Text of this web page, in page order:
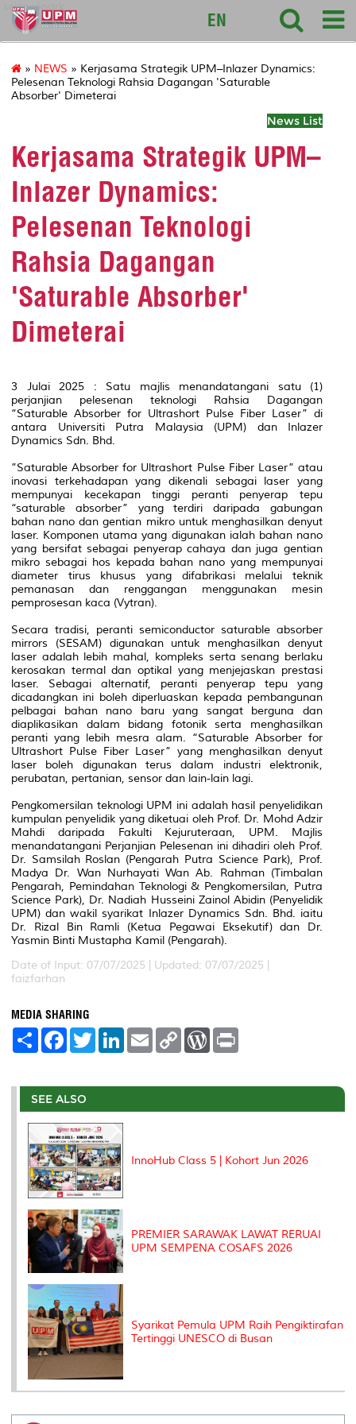
sciencepark
EN
» NEWS » Kerjasama Strategik UPM–Inlazer Dynamics:
Pelesenan Teknologi Rahsia Dagangan 'Saturable
Absorber' Dimeterai
News List
Kerjasama Strategik UPM–
Inlazer Dynamics:
Pelesenan Teknologi
Rahsia Dagangan
'Saturable Absorber'
Dimeterai
3 Julai 2025 : Satu majlis menandatangani satu (1)
perjanjian pelesenan teknologi Rahsia Dagangan
“Saturable Absorber for Ultrashort Pulse Fiber Laser” di
antara Universiti Putra Malaysia (UPM) dan Inlazer
Dynamics Sdn. Bhd.
”Saturable Absorber for Ultrashort Pulse Fiber Laser” atau
inovasi terkehadapan yang dikenali sebagai laser yang
mempunyai kecekapan tinggi peranti penyerap tepu
“saturable absorber” yang terdiri daripada gabungan
bahan nano dan gentian mikro untuk menghasilkan denyut
laser. Komponen utama yang digunakan ialah bahan nano
yang bersifat sebagai penyerap cahaya dan juga gentian
mikro sebagai hos kepada bahan nano yang mempunyai
diameter tirus khusus yang difabrikasi melalui teknik
pemanasan dan renggangan menggunakan mesin
pemprosesan kaca (Vytran).
Secara tradisi, peranti semiconductor saturable absorber
mirrors (SESAM) digunakan untuk menghasilkan denyut
laser adalah lebih mahal, kompleks serta senang berlaku
kerosakan termal dan optikal yang menjejaskan prestasi
laser. Sebagai alternatif, peranti penyerap tepu yang
dicadangkan ini boleh diperluaskan kepada pembangunan
pelbagai bahan nano baru yang sangat berguna dan
diaplikasikan dalam bidang fotonik serta menghasilkan
peranti yang lebih mesra alam. “Saturable Absorber for
Ultrashort Pulse Fiber Laser” yang menghasilkan denyut
laser boleh digunakan terus dalam industri elektronik,
perubatan, pertanian, sensor dan lain-lain lagi.
Pengkomersilan teknologi UPM ini adalah hasil penyelidikan
kumpulan penyelidik yang diketuai oleh Prof. Dr. Mohd Adzir
Mahdi daripada Fakulti Kejuruteraan, UPM. Majlis
menandatangani Perjanjian Pelesenan ini dihadiri oleh Prof.
Dr. Samsilah Roslan (Pengarah Putra Science Park), Prof.
Madya Dr. Wan Nurhayati Wan Ab. Rahman (Timbalan
Pengarah, Pemindahan Teknologi & Pengkomersilan, Putra
Science Park), Dr. Nadiah Husseini Zainol Abidin (Penyelidik
UPM) dan wakil syarikat Inlazer Dynamics Sdn. Bhd. iaitu
Dr. Rizal Bin Ramli (Ketua Pegawai Eksekutif) dan Dr.
Yasmin Binti Mustapha Kamil (Pengarah).
Date of Input: 07/07/2025 | Updated: 07/07/2025 |
faizfarhan
MEDIA SHARING
S
e
F
a
b
o
o
k
T
w
t
r
L
e
I
E
m
l
C
L
n
W
P
e
t
SEE ALSO
InnoHub Class 5 | Kohort Jun 2026
PREMIER SARAWAK LAWAT RERUAI
UPM SEMPENA COSAFS 2026
Syarikat Pemula UPM Raih Pengiktirafan
Tertinggi UNESCO di Busan